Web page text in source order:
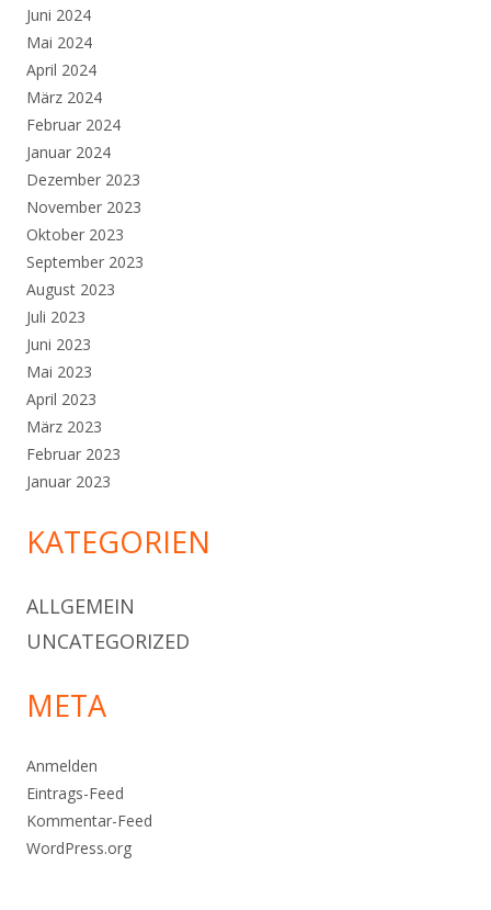
Juni 2024
Mai 2024
April 2024
März 2024
Februar 2024
Januar 2024
Dezember 2023
November 2023
Oktober 2023
September 2023
August 2023
Juli 2023
Juni 2023
Mai 2023
April 2023
März 2023
Februar 2023
Januar 2023
KATEGORIEN
ALLGEMEIN
UNCATEGORIZED
META
Anmelden
Eintrags-Feed
Kommentar-Feed
WordPress.org